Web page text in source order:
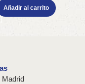
Cm
Añadir al carrito
Madrid